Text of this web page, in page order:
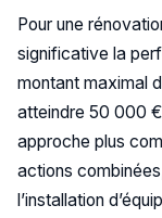
Pour une
significative la
montant maximal
atteindre 50 000
approche plus
actions
l’installation